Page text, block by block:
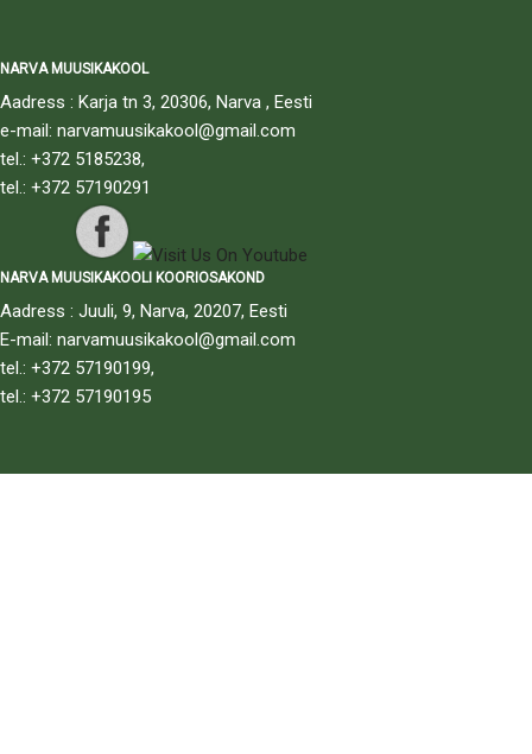
NARVA MUUSIKAKOOL
Aadress : Karja tn 3, 20306, Narva , Eesti
e-mail: narvamuusikakool@gmail.com
tel.: +372 5185238,
tel.: +372 57190291
NARVA MUUSIKAKOOLI KOORIOSAKOND
Aadress : Juuli, 9, Narva, 20207, Eesti
E-mail: narvamuusikakool@gmail.com
tel.: +372 57190199,
tel.: +372 57190195